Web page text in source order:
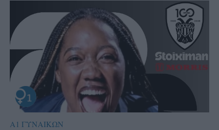
Α1 ΓΥΝΑΙΚΩΝ